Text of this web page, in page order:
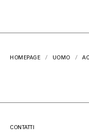
HOMEPAGE UOMO
CONTATTI